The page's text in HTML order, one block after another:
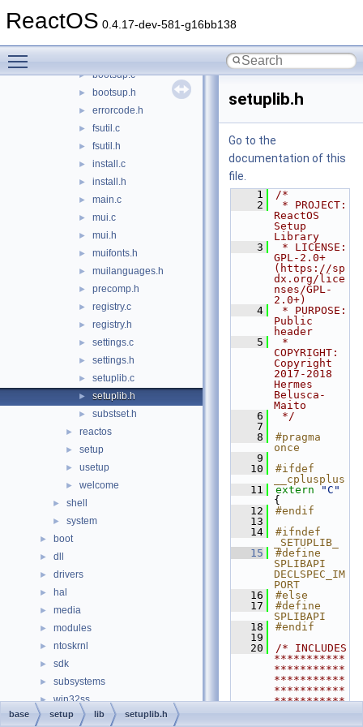
ReactOS 0.4.17-dev-581-g16bb138
► utils
► bootsup.c
► bootsup.h
► errorcode.h
► fsutil.c
► fsutil.h
► install.c
► install.h
► main.c
► mui.c
► mui.h
► muifonts.h
► muilanguages.h
► precomp.h
► registry.c
► registry.h
► settings.c
► settings.h
► setuplib.c
► setuplib.h
► substset.h
► reactos
► setup
► usetup
► welcome
► shell
► system
► boot
► dll
► drivers
► hal
► media
► modules
► ntoskrnl
► sdk
► subsystems
► win32ss
0doxymain.c
setuplib.h
Go to the
documentation of this
file.
    1
/*
    2
* PROJECT:
ReactOS
Setup
Library
    3
* LICENSE:
GPL-2.0+
(https://sp
dx.org/lice
nses/GPL-
2.0+)
    4
* PURPOSE:
Public
header
    5
*
COPYRIGHT:
Copyright
2017-2018
Hermes
Belusca-
Maito
    6
*/
    7
    8
#pragma
once
    9
   10
#ifdef
__cplusplus
   11
extern
"C"
{
   12
#endif
   13
   14
#ifndef
_SETUPLIB_
   15
#define
SPLIBAPI
DECLSPEC_IM
PORT
   16
#else
   17
#define
SPLIBAPI
   18
#endif
   19
   20
/* INCLUDES
***********
***********
***********
***********
***********
base setup lib setuplib.h